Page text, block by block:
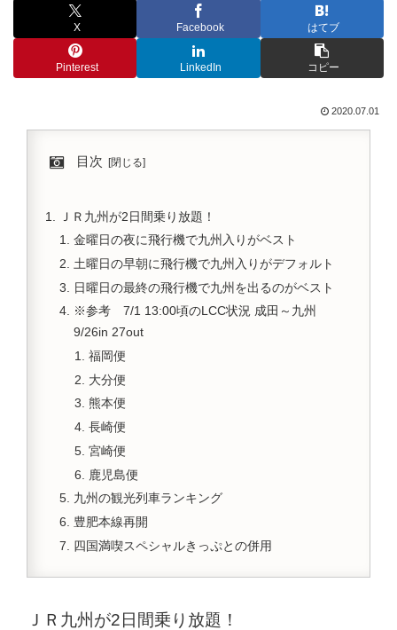
X Facebook はてブ
Pinterest LinkedIn コピー
2020.07.01
目次
ＪＲ九州が2日間乗り放題！
金曜日の夜に飛行機で九州入りがベスト
土曜日の早朝に飛行機で九州入りがデフォルト
日曜日の最終の飛行機で九州を出るのがベスト
※参考 7/1 13:00頃のLCC状況 成田～九州
9/26in 27out
福岡便
大分便
熊本便
長崎便
宮崎便
鹿児島便
九州の観光列車ランキング
豊肥本線再開
四国満喫スペシャルきっぷとの併用
ＪＲ九州が2日間乗り放題！